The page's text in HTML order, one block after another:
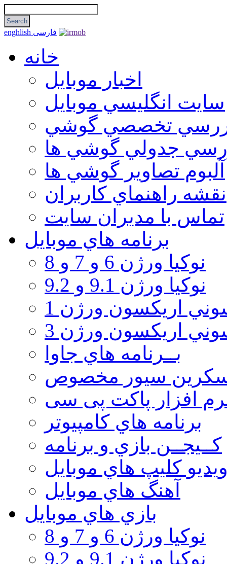
enghlish فارسی
خانه
اخبار موبایل
سايت انگليسي موبايل
تخصصي گوشي
جدولي گوشي ها
آلبوم تصاوير گوشي ها
نقشه راهنماي كاربران
تماس با مديران سايت
برنامه هاي موبايل
نوکیا ورژن 6 و 7 و 8
نوکیا ورژن 9.1 و 9.2
اريكسون ورژن 1
اريكسون ورژن 3
بــرنامه هاي جاوا
سيور مخصوص
افزار پاکت پی سی
برنامه هاي كامپيوتر
كــيجــن بازي و برنامه
كليپ هاي موبايل
آهنگ هاي موبايل
بازي هاي موبايل
نوكيا ورژن 6 و 7 و 8
نوكيا ورژن 9.1 و 9.2